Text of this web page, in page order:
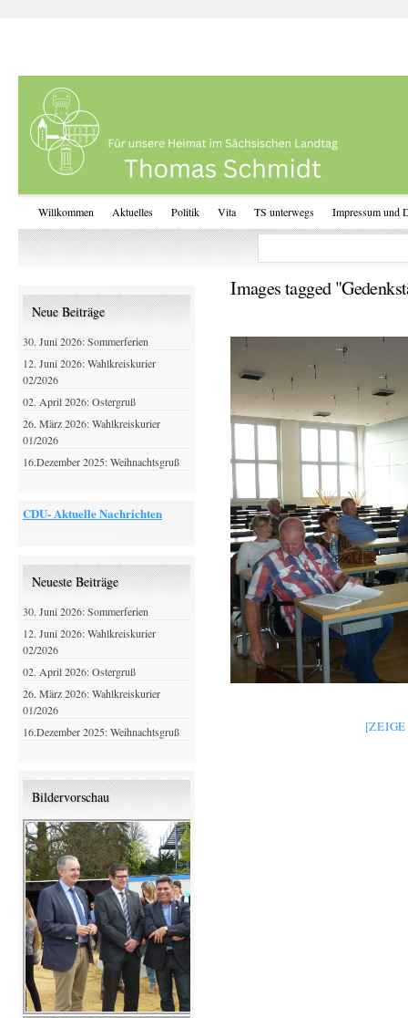
Willkommen Aktuelles Politik Vita TS unterwegs Impressum und
Images tagged
Neue Beiträge
30. Juni 2026: Sommerferien
12. Juni 2026: Wahlkreiskurier
02/2026
02. April 2026: Ostergruß
26. März 2026: Wahlkreiskurier
01/2026
16.Dezember 2025: Weihnachtsgruß
CDU- Aktuelle Nachrichten
Neueste Beiträge
30. Juni 2026: Sommerferien
12. Juni 2026: Wahlkreiskurier
02/2026
02. April 2026: Ostergruß
26. März 2026: Wahlkreiskurier
01/2026
16.Dezember 2025: Weihnachtsgruß
Bildervorschau